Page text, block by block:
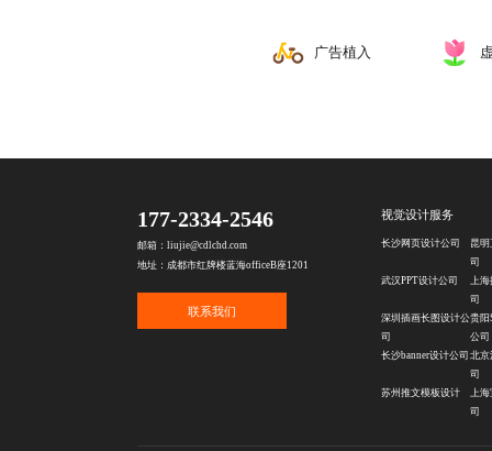
‌广告植入
177-2334-2546
邮箱：liujie@cdlchd.com
地址：成都市红牌楼蓝海officeB座1201
联系我们
视觉设计服务
长沙网页设计公司
昆
司
武汉PPT设计公司
上海
司
深圳插画长图设计公
司
贵阳
公司
长沙banner设计公司 北京
司
苏州推文模板设计
上海
司